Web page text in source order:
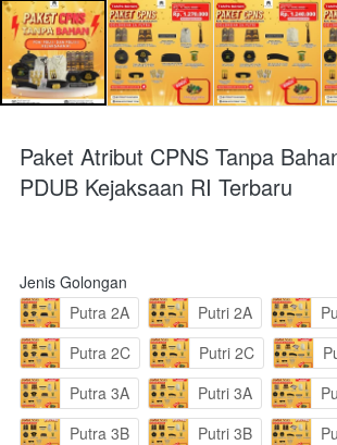
Paket Atribut CPNS Tanpa
PDUB Kejaksaan RI Terbaru
Jenis Golongan
Putra 2A
Putri 2A
Putra 2C
Putri 2C
Putra 3A
Putri 3A
Putra 3B
Putri 3B